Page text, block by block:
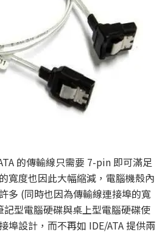
的傳輸線只需要 7-pin 即可滿足
寬度也因此大幅縮減，電腦機殼內
多 (同時也因為傳輸線連接埠的寬
記型電腦硬碟與桌上型電腦硬碟使
埠設計，而不再如 IDE/ATA 提供兩